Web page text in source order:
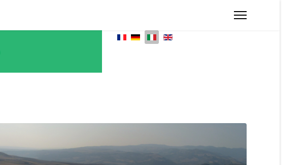
Seleziona la tua lingua